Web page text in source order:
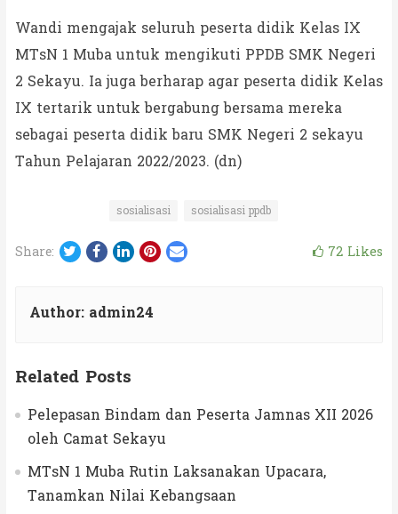
Wandi mengajak seluruh peserta didik Kelas IX
MTsN 1 Muba untuk mengikuti PPDB SMK Negeri
2 Sekayu. Ia juga berharap agar peserta didik Kelas
IX tertarik untuk bergabung bersama mereka
sebagai peserta didik baru SMK Negeri 2 sekayu
Tahun Pelajaran 2022/2023. (dn)
sosialisasi sosialisasi ppdb
Share: Twitter
Facebook
LinkedIn
Pinterest
Email 72 Likes
Author: admin24
Related Posts
Pelepasan Bindam dan Peserta Jamnas XII 2026
oleh Camat Sekayu
MTsN 1 Muba Rutin Laksanakan Upacara,
Tanamkan Nilai Kebangsaan